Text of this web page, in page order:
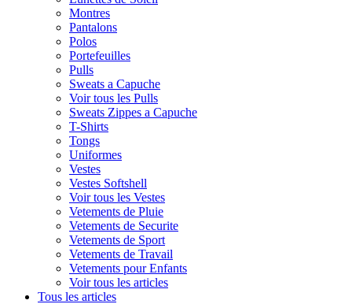
Montres
Pantalons
Polos
Portefeuilles
Pulls
Sweats a Capuche
Voir tous les Pulls
Sweats Zippes a Capuche
T-Shirts
Tongs
Uniformes
Vestes
Vestes Softshell
Voir tous les Vestes
Vetements de Pluie
Vetements de Securite
Vetements de Sport
Vetements de Travail
Vetements pour Enfants
Voir tous les articles
Tous les articles